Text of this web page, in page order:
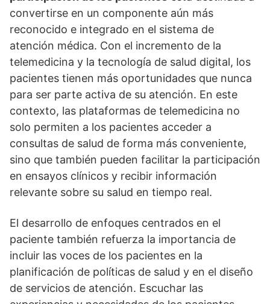
convertirse en un componente aún más
reconocido e integrado en el sistema de
atención médica. Con el incremento de la
telemedicina y la tecnologí­a de salud digital, los
pacientes tienen más oportunidades que nunca
para ser parte activa de su atención. En este
contexto, las plataformas de telemedicina no
solo permiten a los pacientes acceder a
consultas de salud de forma más conveniente,
sino que también pueden facilitar la participación
en ensayos clí­nicos y recibir información
relevante sobre su salud en tiempo real.
El desarrollo de enfoques centrados en el
paciente también refuerza la importancia de
incluir las voces de los pacientes en la
planificación de polí­ticas de salud y en el diseño
de servicios de atención. Escuchar las